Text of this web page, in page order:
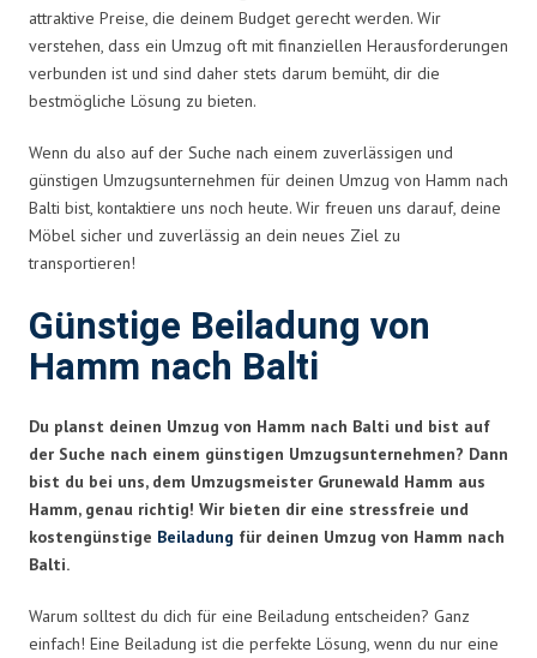
attraktive Preise, die deinem Budget gerecht werden. Wir
verstehen, dass ein Umzug oft mit finanziellen Herausforderungen
verbunden ist und sind daher stets darum bemüht, dir die
bestmögliche Lösung zu bieten.
Wenn du also auf der Suche nach einem zuverlässigen und
günstigen Umzugsunternehmen für deinen Umzug von Hamm nach
Balti bist, kontaktiere uns noch heute. Wir freuen uns darauf, deine
Möbel sicher und zuverlässig an dein neues Ziel zu
transportieren!
Günstige Beiladung von
Hamm nach Balti
Du planst deinen Umzug von Hamm nach Balti und bist auf
der Suche nach einem günstigen Umzugsunternehmen? Dann
bist du bei uns, dem Umzugsmeister Grunewald Hamm aus
Hamm, genau richtig! Wir bieten dir eine stressfreie und
kostengünstige Beiladung für deinen Umzug von Hamm nach
Balti.
Warum solltest du dich für eine Beiladung entscheiden? Ganz
einfach! Eine Beiladung ist die perfekte Lösung, wenn du nur eine